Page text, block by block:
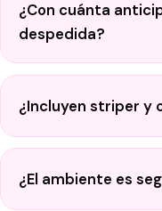
¿Con cuánta
despedida?
¿Incluyen striper y
¿El ambiente es